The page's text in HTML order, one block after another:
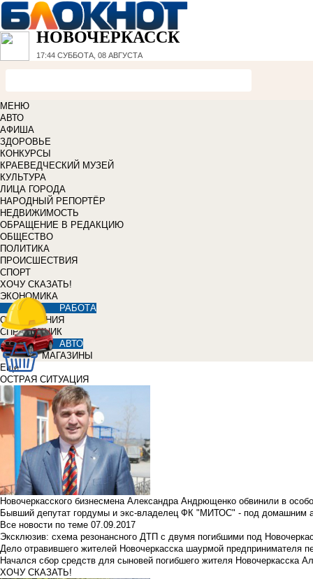
НОВОЧЕРКАССК
17:44 СУББОТА, 08 АВГУСТА
МЕНЮ
АВТО
АФИША
ЗДОРОВЬЕ
КОНКУРСЫ
КРАЕВЕДЧЕСКИЙ МУЗЕЙ
КУЛЬТУРА
ЛИЦА ГОРОДА
НАРОДНЫЙ РЕПОРТЁР
НЕДВИЖИМОСТЬ
ОБРАЩЕНИЕ В РЕДАКЦИЮ
ОБЩЕСТВО
ПОЛИТИКА
ПРОИСШЕСТВИЯ
СПОРТ
ХОЧУ СКАЗАТЬ!
ЭКОНОМИКА
РАБОТА
ОБЪЯВЛЕНИЯ
СПРАВОЧНИК
АВТО
МАГАЗИНЫ
Еще
ОСТРАЯ СИТУАЦИЯ
Новочеркасского бизнесмена Александра Андрющенко обвинили в
Бывший депутат гордумы и экс-владелец ФК "МИТОС" - под домашним
Все новости по теме 07.09.2017
Эксклюзив: схема резонансного ДТП с двумя погибшими под
Дело отравившего жителей Новочеркасска шаурмой предпринимателя
Начался сбор средств для сыновей погибшего жителя Новочеркасска
ХОЧУ СКАЗАТЬ!